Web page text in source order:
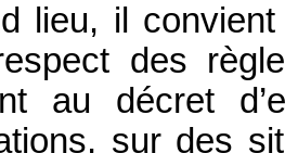
lieu, il
des
au décret
sur des